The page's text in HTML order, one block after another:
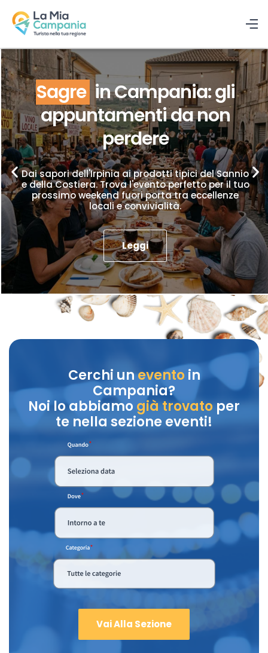
Sagre in Campania: gli
appuntamenti da non
perdere
Dai sapori dell'Irpinia ai prodotti tipici del Sannio
e della Costiera. Trova l'evento perfetto per il tuo
prossimo weekend fuori porta tra eccellenze
locali e convivialità.
Leggi
Cerchi unevento in
Campania?
Noi lo abbiamo già trovatoper
te nella sezione eventi!
Vai Alla Sezione